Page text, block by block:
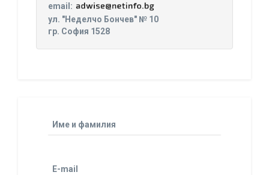
email:
ул. "Неделчо Бончев" № 10
гр. София 1528
Име и фамилия
E-mail